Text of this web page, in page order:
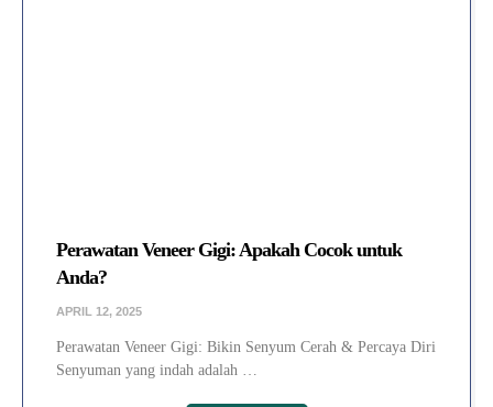
Perawatan Veneer Gigi: Apakah Cocok untuk
Anda?
APRIL 12, 2025
Perawatan Veneer Gigi: Bikin Senyum Cerah & Percaya Diri
Senyuman yang indah adalah …